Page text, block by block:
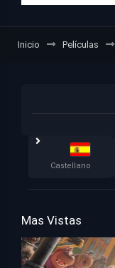
Inicio Películas
Castellano
Mas Vistas